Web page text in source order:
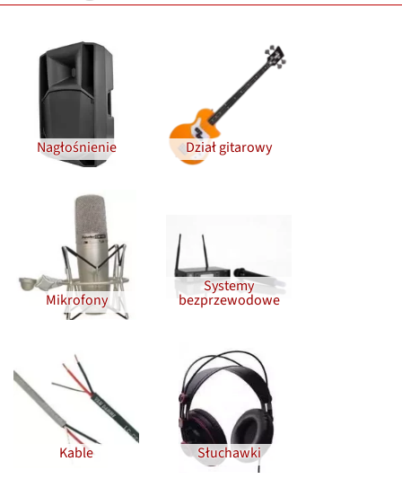
Nagłośnienie Dział gitarowy
Mikrofony
Systemy
bezprzewodowe
Kable Słuchawki